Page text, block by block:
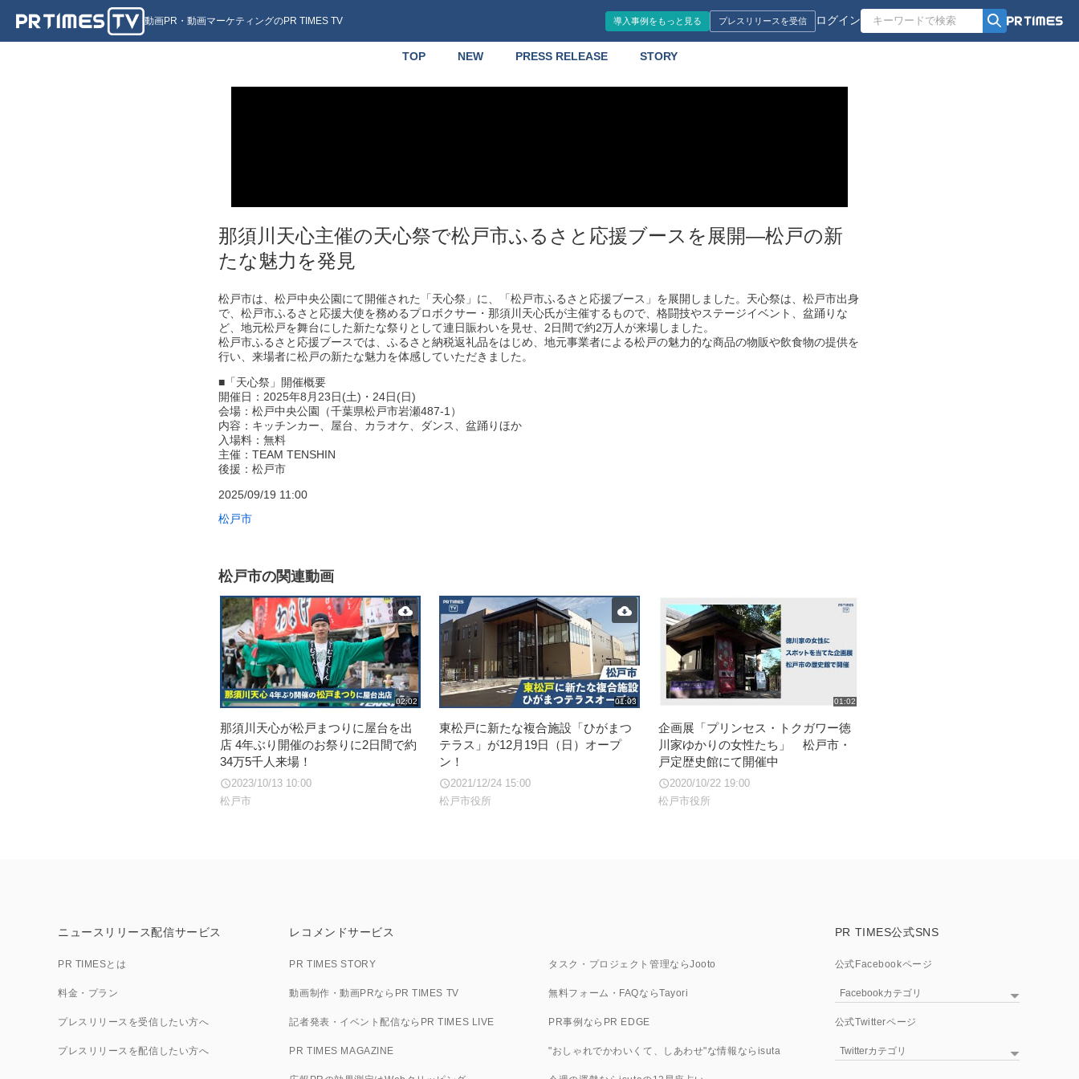
動画PR・動画マーケティングのPR TIMES TV 導入事例をもっと見る プレスリリースを受信 ログイン
TOP NEW PRESS RELEASE STORY
那須川天心主催の天心祭で松戸市ふるさと応援ブースを展開—松戸の新
たな魅力を発見
松戸市は、松戸中央公園にて開催された「天心祭」に、「松戸市ふるさと応援ブース」を展開しました。天心祭は、松戸市出身
で、松戸市ふるさと応援大使を務めるプロボクサー・那須川天心氏が主催するもので、格闘技やステージイベント、盆踊りな
ど、地元松戸を舞台にした新たな祭りとして連日賑わいを見せ、2日間で約2万人が来場しました。
松戸市ふるさと応援ブースでは、ふるさと納税返礼品をはじめ、地元事業者による松戸の魅力的な商品の物販や飲食物の提供を
行い、来場者に松戸の新たな魅力を体感していただきました。
■「天心祭」開催概要
開催日：2025年8月23日(土)・24日(日)
会場：松戸中央公園（千葉県松戸市岩瀬487-1）
内容：キッチンカー、屋台、カラオケ、ダンス、盆踊りほか
入場料：無料
主催：TEAM TENSHIN
後援：松戸市
2025/09/19 11:00
松戸市
松戸市の関連動画
02:02
那須川天心が松戸まつりに屋台を出
店 4年ぶり開催のお祭りに2日間で約
34万5千人来場！
2023/10/13 10:00
松戸市
01:03
東松戸に新たな複合施設「ひがまつ
テラス」が12月19日（日）オープ
ン！
2021/12/24 15:00
松戸市役所
01:02
企画展「プリンセス・トクガワー徳
川家ゆかりの女性たち」 松戸市・
戸定歴史館にて開催中
2020/10/22 19:00
松戸市役所
ニュースリリース配信サービス
PR TIMESとは
料金・プラン
プレスリリースを受信したい方へ
プレスリリースを配信したい方へ
レコメンドサービス
PR TIMES STORY
動画制作・動画PRならPR TIMES TV
記者発表・イベント配信ならPR TIMES LIVE
PR TIMES MAGAZINE
タスク・プロジェクト管理ならJooto
無料フォーム・FAQならTayori
PR事例ならPR EDGE
"おしゃれでかわいくて、しあわせ"な情報ならisuta
PR TIMES公式SNS
公式Facebookページ
Facebookカテゴリ
公式Twitterページ
Twitterカテゴリ